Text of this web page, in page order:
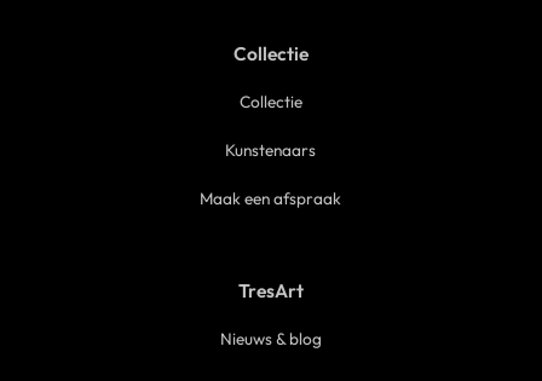
Collectie
Collectie
Kunstenaars
Maak een afspraak
TresArt
Nieuws & blog